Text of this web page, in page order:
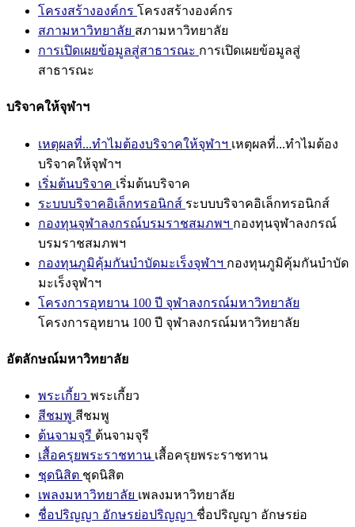
โครงสร้างองค์กร โครงสร้างองค์กร
สภามหาวิทยาลัย สภามหาวิทยาลัย
การเปิดเผยข้อมูลสู่สาธารณะ การเปิดเผยข้อมูลสู่
สาธารณะ
บริจาคให้จุฬาฯ
เหตุผลที่...ทำไมต้องบริจาคให้จุฬาฯ เหตุผลที่...ทำไมต้อง
บริจาคให้จุฬาฯ
เริ่มต้นบริจาค เริ่มต้นบริจาค
ระบบบริจาคอิเล็กทรอนิกส์ ระบบบริจาคอิเล็กทรอนิกส์
กองทุนจุฬาลงกรณ์บรมราชสมภพฯ กองทุนจุฬาลงกรณ์
บรมราชสมภพฯ
กองทุนภูมิคุ้มกันบำบัดมะเร็งจุฬาฯ กองทุนภูมิคุ้มกันบำบัด
มะเร็งจุฬาฯ
โครงการอุทยาน 100 ปี จุฬาลงกรณ์มหาวิทยาลัย
โครงการอุทยาน 100 ปี จุฬาลงกรณ์มหาวิทยาลัย
อัตลักษณ์มหาวิทยาลัย
พระเกี้ยว พระเกี้ยว
สีชมพู สีชมพู
ต้นจามจุรี ต้นจามจุรี
เสื้อครุยพระราชทาน เสื้อครุยพระราชทาน
ชุดนิสิต ชุดนิสิต
เพลงมหาวิทยาลัย เพลงมหาวิทยาลัย
ชื่อปริญญา อักษรย่อปริญญา ชื่อปริญญา อักษรย่อ